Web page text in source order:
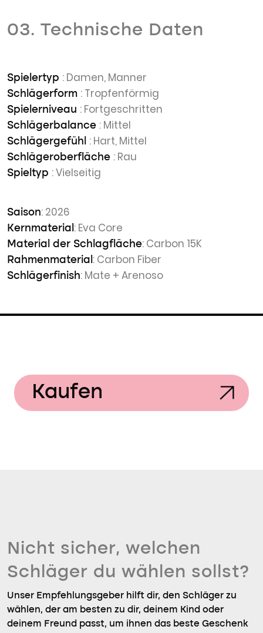
03. Technische Daten
Spielertyp : Damen, Manner
Schlägerform : Tropfenförmig
Spielerniveau : Fortgeschritten
Schlägerbalance : Mittel
Schlägergefühl : Hart, Mittel
Schlägeroberfläche : Rau
Spieltyp : Vielseitig
Saison: 2026
Kernmaterial : Eva Core
Material der Schlagfläche: Carbon 15K
Rahmenmaterial : Carbon Fiber
Schlägerfinish: Mate + Arenoso
Kaufen
Nicht sicher, welchen
Schläger du wählen sollst?
Unser Empfehlungsgeber hilft dir, den Schläger zu
wählen, der am besten zu dir, deinem Kind oder
deinem Freund passt, um ihnen das beste Geschenk